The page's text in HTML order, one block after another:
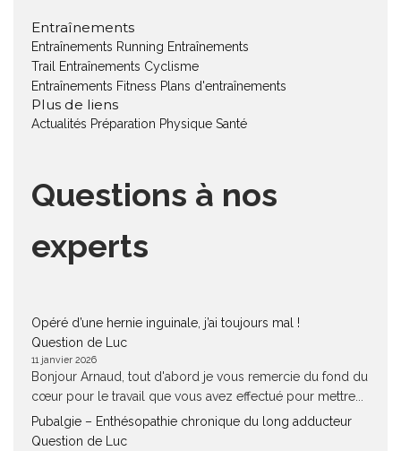
Entraînements
Entraînements Running Entraînements
Trail
Entraînements Cyclisme
Entraînements Fitness Plans d'entraînements
Plus de liens
Actualités Préparation Physique Santé
Questions à nos
experts
Opéré d’une hernie inguinale, j’ai toujours mal !
Question de Luc
11 janvier 2026
Bonjour Arnaud, tout d'abord je vous remercie du fond du
cœur pour le travail que vous avez effectué pour mettre...
Pubalgie – Enthésopathie chronique du long adducteur
Question de Luc